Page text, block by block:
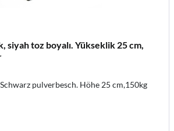
siyah toz boyalı. Yükseklik 25 cm,
pulverbesch. Höhe 25 cm,150kg